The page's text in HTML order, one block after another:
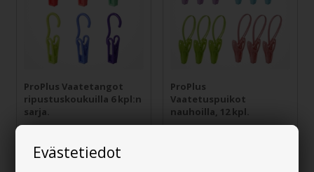
Evästetiedot
ProPlus Vaatetangot
ripustuskoukuilla 6 kpl:n
sarja.
ProPlus
Vaatetuspuikot
nauhoilla, 12 kpl.